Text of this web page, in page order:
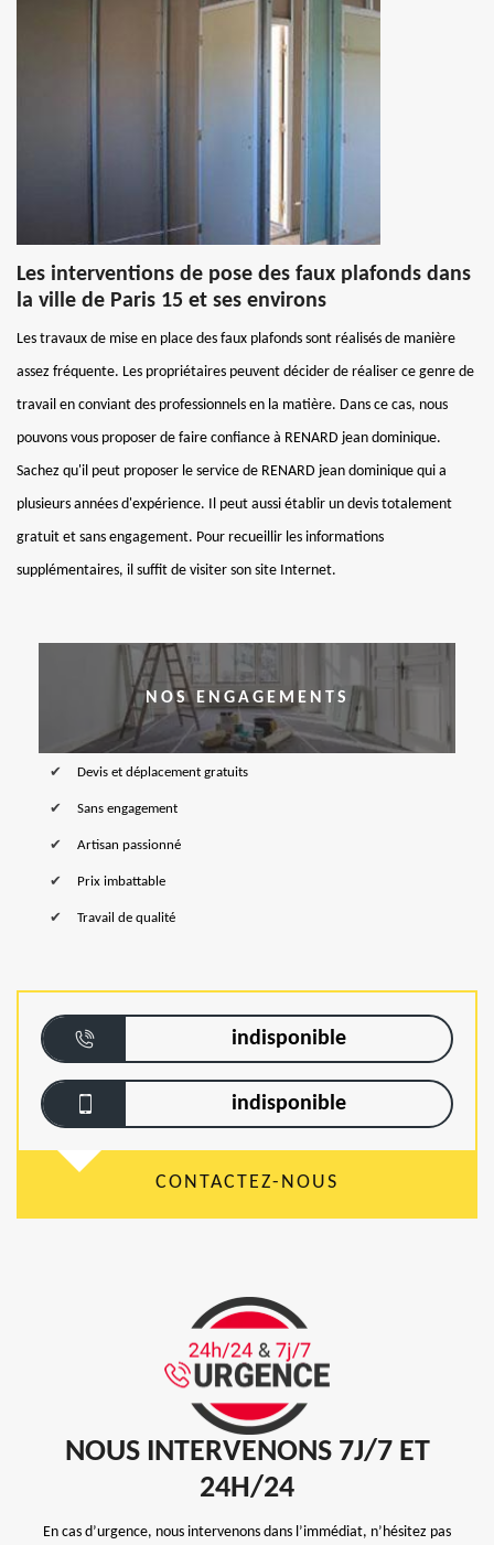
Les interventions de pose des faux plafonds dans
la ville de Paris 15 et ses environs
Les travaux de mise en place des faux plafonds sont réalisés de manière
assez fréquente. Les propriétaires peuvent décider de réaliser ce genre de
travail en conviant des professionnels en la matière. Dans ce cas, nous
pouvons vous proposer de faire confiance à RENARD jean dominique.
Sachez qu'il peut proposer le service de RENARD jean dominique qui a
plusieurs années d'expérience. Il peut aussi établir un devis totalement
gratuit et sans engagement. Pour recueillir les informations
supplémentaires, il suffit de visiter son site Internet.
NOS ENGAGEMENTS
Devis et déplacement gratuits
Sans engagement
Artisan passionné
Prix imbattable
Travail de qualité
indisponible
indisponible
CONTACTEZ-NOUS
NOUS INTERVENONS 7J/7 ET
24H/24
En cas d’urgence, nous intervenons dans l’immédiat, n’hésitez pas